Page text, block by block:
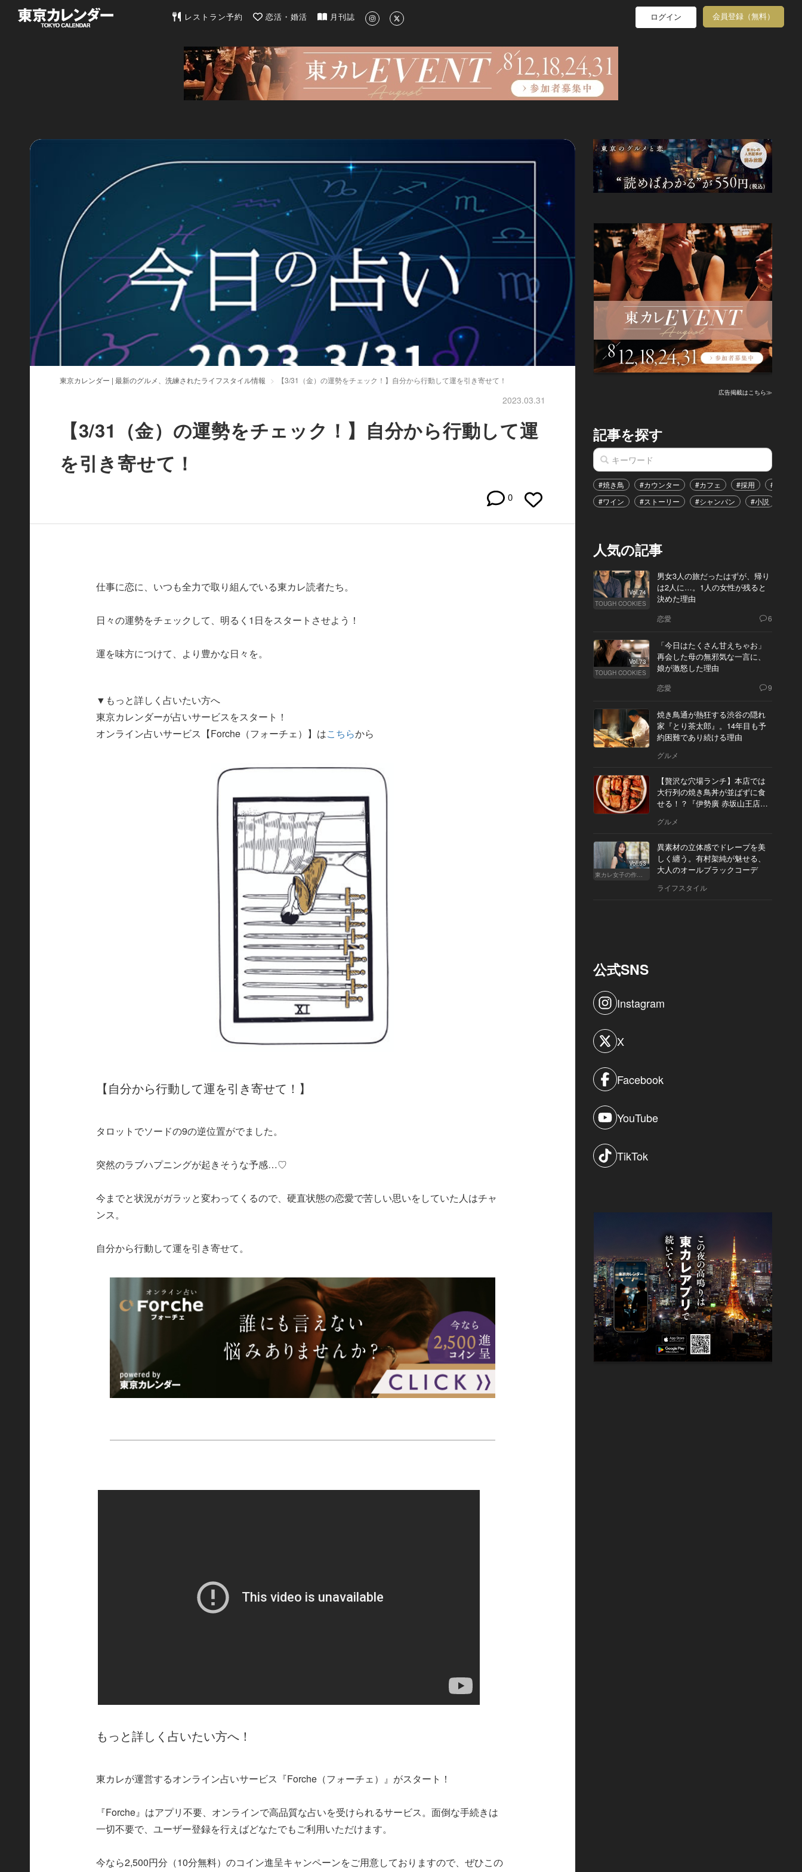
東京カレンダー | 最新のグルメ、洗練されたライフスタイル情報
レストラン予約 恋活・婚活 月刊誌 ログイン 会員登録（無料）
東京カレンダー | 最新のグルメ、洗練されたライフスタイル情報 【3/31（金）の運勢をチェック！】自分から行動して運を引き寄せて！
2023.03.31
【3/31（金）の運勢をチェック！】自分から行動して運
を引き寄せて！
0
仕事に恋に、いつも全力で取り組んでいる東カレ読者たち。
日々の運勢をチェックして、明るく1日をスタートさせよう！
運を味方につけて、より豊かな日々を。
▼もっと詳しく占いたい方へ
東京カレンダーが占いサービスをスタート！
オンライン占いサービス【Forche（フォーチェ）】はこちらから
【自分から行動して運を引き寄せて！】
タロットでソードの9の逆位置がでました。
突然のラブハプニングが起きそうな予感…♡
今までと状況がガラッと変わってくるので、硬直状態の恋愛で苦しい思いをしていた人はチャ
ンス。
自分から行動して運を引き寄せて。
もっと詳しく占いたい方へ！
東カレが運営するオンライン占いサービス『Forche（フォーチェ）』がスタート！
『Forche』はアプリ不要、オンラインで高品質な占いを受けられるサービス。面倒な手続きは
一切不要で、ユーザー登録を行えばどなたでもご利用いただけます。
今なら2,500円分（10分無料）のコイン進呈キャンペーンをご用意しておりますので、ぜひこの
広告掲載はこちら≫
記事を探す
#焼き鳥 #カウンター #カフェ #採用
#恋愛
#ワイン
#ストーリー #シャンパン #小説
人気の記事
Vol.74
TOUGH COOKIES
男女3人の旅だったはずが、帰り
は2人に…。1人の女性が残ると
決めた理由
恋愛 6
Vol.73
TOUGH COOKIES
「今日はたくさん甘えちゃお」
再会した母の無邪気な一言に、
娘が激怒した理由
恋愛 9
焼き鳥通が熱狂する渋谷の隠れ
家『とり茶太郎』。14年目も予
約困難であり続ける理由
グルメ
【贅沢な穴場ランチ】本店では
大行列の焼き鳥丼が並ばずに食
せる！？『伊勢廣 赤坂山王店』
グルメ
Vol.53
東カレ女子の作り方
異素材の立体感でドレープを美
しく纏う。有村架純が魅せる、
大人のオールブラックコーデ
ライフスタイル
公式SNS
Instagram
X
Facebook
YouTube
TikTok